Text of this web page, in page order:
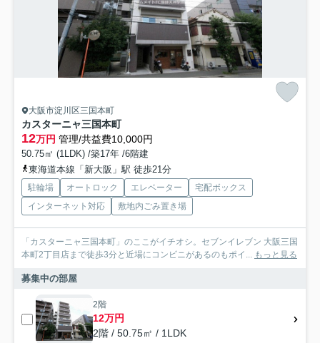
大阪市淀川区三国本町
カスターニャ三国本町
12万円 管理/共益費10,000円
50.75㎡ (1LDK) /築17年 /6階建
東海道本線「新大阪」駅 徒歩21分
駐輪場 オートロック エレベーター
宅配ボックス
インターネット対応
敷地内ごみ置き場
「カスターニャ三国本町」のここがイチオシ。セブンイレブン 大阪三国
本町2丁目店まで徒歩3分と近場にコンビニがあるのもポイ... もっと見る
募集中の部屋
2階
12万円
2階 / 50.75㎡ / 1LDK